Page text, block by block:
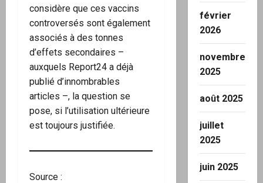
considère que ces vaccins
controversés sont également
associés à des tonnes
d’effets secondaires –
auxquels Report24 a déjà
publié d’innombrables
articles –, la question se
pose, si l’utilisation ultérieure
est toujours justifiée.
Source :
février
2026
novembre
2025
août 2025
juillet
2025
juin 2025